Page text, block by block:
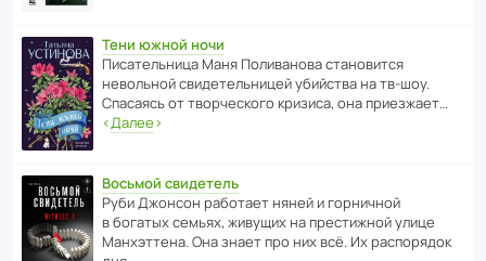
Тени южной ночи
Писа­тель­ница Маня Поли­ва­нова стано­вится
невольной свиде­тель­ницей убийства на тв-шоу.
Спасаясь от твор­че­с­кого кризиса, она приезжает…
‹Далее›
Восьмой свидетель
Руби Джонсон рабо­тает няней и горни­чной
в богатых семьях, живущих на прес­ти­жной улице
Манх­эт­тена. Она знает про них всё. Их распо­рядок